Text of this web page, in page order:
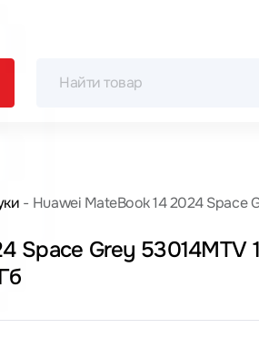
Huawei MateBook 14 2024 Space
Space Grey 53014MTV